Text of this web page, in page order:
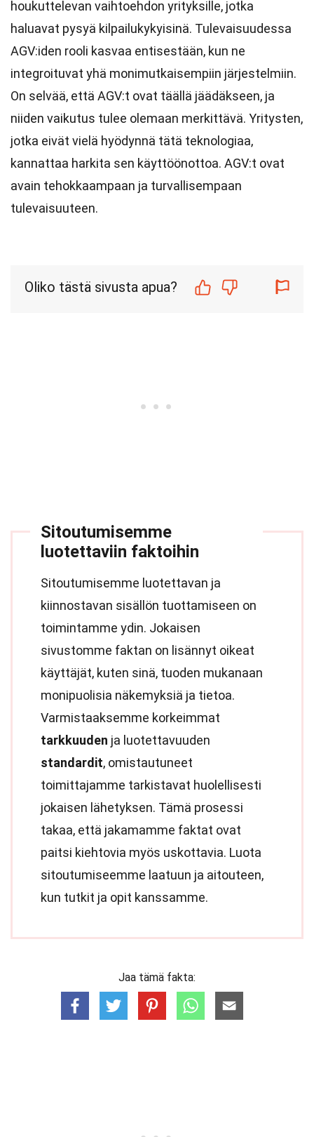
houkuttelevan vaihtoehdon yrityksille, jotka
haluavat pysyä kilpailukykyisinä. Tulevaisuudessa
AGV:iden rooli kasvaa entisestään, kun ne
integroituvat yhä monimutkaisempiin järjestelmiin.
On selvää, että AGV:t ovat täällä jäädäkseen, ja
niiden vaikutus tulee olemaan merkittävä. Yritysten,
jotka eivät vielä hyödynnä tätä teknologiaa,
kannattaa harkita sen käyttöönottoa. AGV:t ovat
avain tehokkaampaan ja turvallisempaan
tulevaisuuteen.
Oliko tästä sivusta apua?
Sitoutumisemme
luotettaviin faktoihin
Sitoutumisemme luotettavan ja
kiinnostavan sisällön tuottamiseen on
toimintamme ydin. Jokaisen
sivustomme faktan on lisännyt oikeat
käyttäjät, kuten sinä, tuoden mukanaan
monipuolisia näkemyksiä ja tietoa.
Varmistaaksemme korkeimmat
tarkkuuden ja luotettavuuden
standardit, omistautuneet
toimittajamme tarkistavat huolellisesti
jokaisen lähetyksen. Tämä prosessi
takaa, että jakamamme faktat ovat
paitsi kiehtovia myös uskottavia. Luota
sitoutumiseemme laatuun ja aitouteen,
kun tutkit ja opit kanssamme.
Jaa tämä fakta: